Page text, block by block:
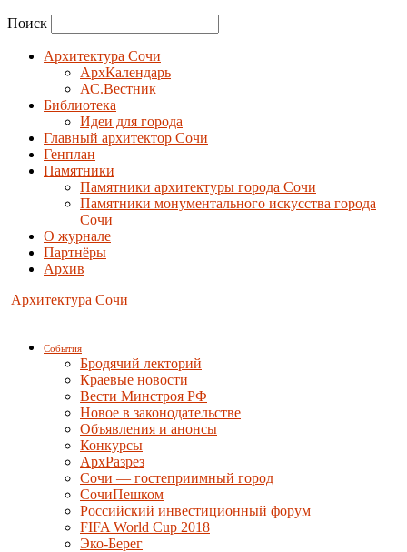
Поиск
Архитектура Сочи
АрхКалендарь
АС.Вестник
Библиотека
Идеи для города
Главный архитектор Сочи
Генплан
Памятники
Памятники архитектуры города Сочи
Памятники монументального искусства города
Сочи
О журнале
Партнёры
Архив
Архитектура Сочи
События
Бродячий лекторий
Краевые новости
Вести Минстроя РФ
Новое в законодательстве
Объявления и анонсы
Конкурсы
АрхРазрез
Сочи — гостеприимный город
СочиПешком
Российский инвестиционный форум
FIFA World Cup 2018
Эко-Берег